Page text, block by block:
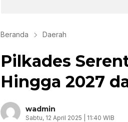
Beranda Daerah
Pilkades
Hingga 2027
wadmin
Sabtu, 12 April 2025 | 11:40 WIB